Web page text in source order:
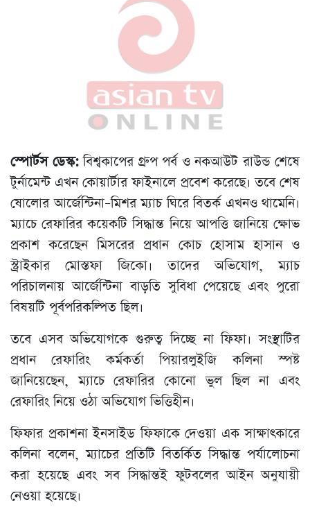
স্পোর্টস ডেস্ক:বিশ্বকাপের গ্রুপ পর্ব ও নকআউট রাউন্ড শেষে
টুর্নামেন্ট এখন কোয়ার্টার ফাইনালে প্রবেশ করেছে। তবে শেষ
ষোলোর আর্জেন্টিনা–মিশর ম্যাচ ঘিরে বিতর্ক এখনও থামেনি।
ম্যাচে রেফারির কয়েকটি সিদ্ধান্ত নিয়ে আপত্তি জানিয়ে ক্ষোভ
প্রকাশ করেছেন মিসরের প্রধান কোচ হোসাম হাসান ও
স্ট্রাইকার মোস্তফা জিকো। তাদের অভিযোগ, ম্যাচ
পরিচালনায় আর্জেন্টিনা বাড়তি সুবিধা পেয়েছে এবং পুরো
বিষয়টি পূর্বপরিকল্পিত ছিল।
তবে এসব অভিযোগকে গুরুত্ব দিচ্ছে না ফিফা। সংস্থাটির
প্রধান রেফারিং কর্মকর্তা পিয়ারলুইজি কলিনা স্পষ্ট
জানিয়েছেন, ম্যাচে রেফারির কোনো ভুল ছিল না এবং
রেফারিং নিয়ে ওঠা অভিযোগ ভিত্তিহীন।
ফিফার প্রকাশনা ইনসাইড ফিফাকে দেওয়া এক সাক্ষাৎকারে
কলিনা বলেন, ম্যাচের প্রতিটি বিতর্কিত সিদ্ধান্ত পর্যালোচনা
করা হয়েছে এবং সব সিদ্ধান্তই ফুটবলের আইন অনুযায়ী
নেওয়া হয়েছে।